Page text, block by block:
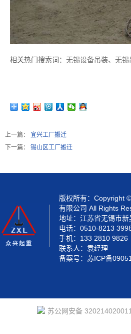
相关热门搜索词： 无锡设备吊装、 无锡
上一篇：
宜兴工厂搬迁
下一篇：
锡山区工厂搬迁
版权所有：Copyright
有限公司 All Rights
地址：江苏省无锡市
电话：0510-8213
手机：133 2810 9826
联系人：袁经理
备案号： 苏ICP备
苏公网安备